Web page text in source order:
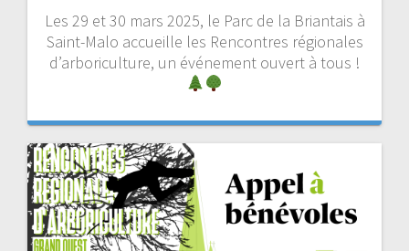
Les 29 et 30 mars 2025, le Parc de la Briantais à
Saint-Malo accueille les Rencontres régionales
d’arboriculture, un événement ouvert à tous !